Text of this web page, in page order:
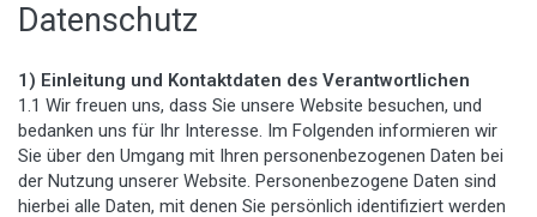
Datenschutz
1) Einleitung und Kontaktdaten des Verantwortlichen
1.1 Wir freuen uns, dass Sie unsere Website besuchen, und
bedanken uns für Ihr Interesse. Im Folgenden informieren wir
Sie über den Umgang mit Ihren personenbezogenen Daten bei
der Nutzung unserer Website. Personenbezogene Daten sind
hierbei alle Daten, mit denen Sie persönlich identifiziert werden